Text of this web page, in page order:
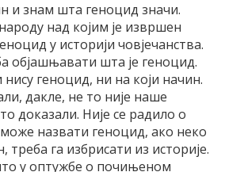
и знам шта геноцид значи.
над којим је извршен
у историји човјечанства.
објашњавати шта је геноцид.
геноцид, ни на који начин.
дакле, не то није наше
доказали. Није се радило о
назвати геноцид, ако неко
треба га избрисати из историје.
у оптужбе о почињеном